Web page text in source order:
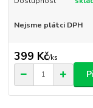
Nejsme plátci DPH
399 Kč/ks